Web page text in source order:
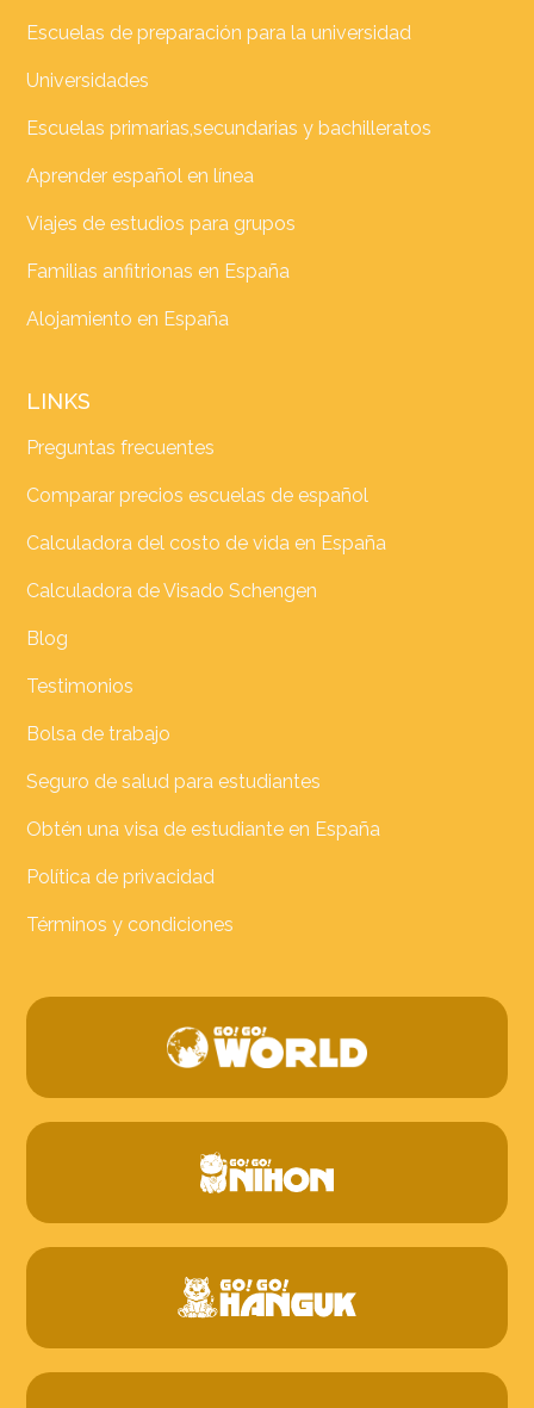
Escuelas de preparación para la universidad
Universidades
Escuelas primarias,secundarias y bachilleratos
Aprender español en línea
Viajes de estudios para grupos
Familias anfitrionas en España
Alojamiento en España
LINKS
Preguntas frecuentes
Comparar precios escuelas de español
Calculadora del costo de vida en España
Calculadora de Visado Schengen
Blog
Testimonios
Bolsa de trabajo
Seguro de salud para estudiantes
Obtén una visa de estudiante en España
Política de privacidad
Términos y condiciones